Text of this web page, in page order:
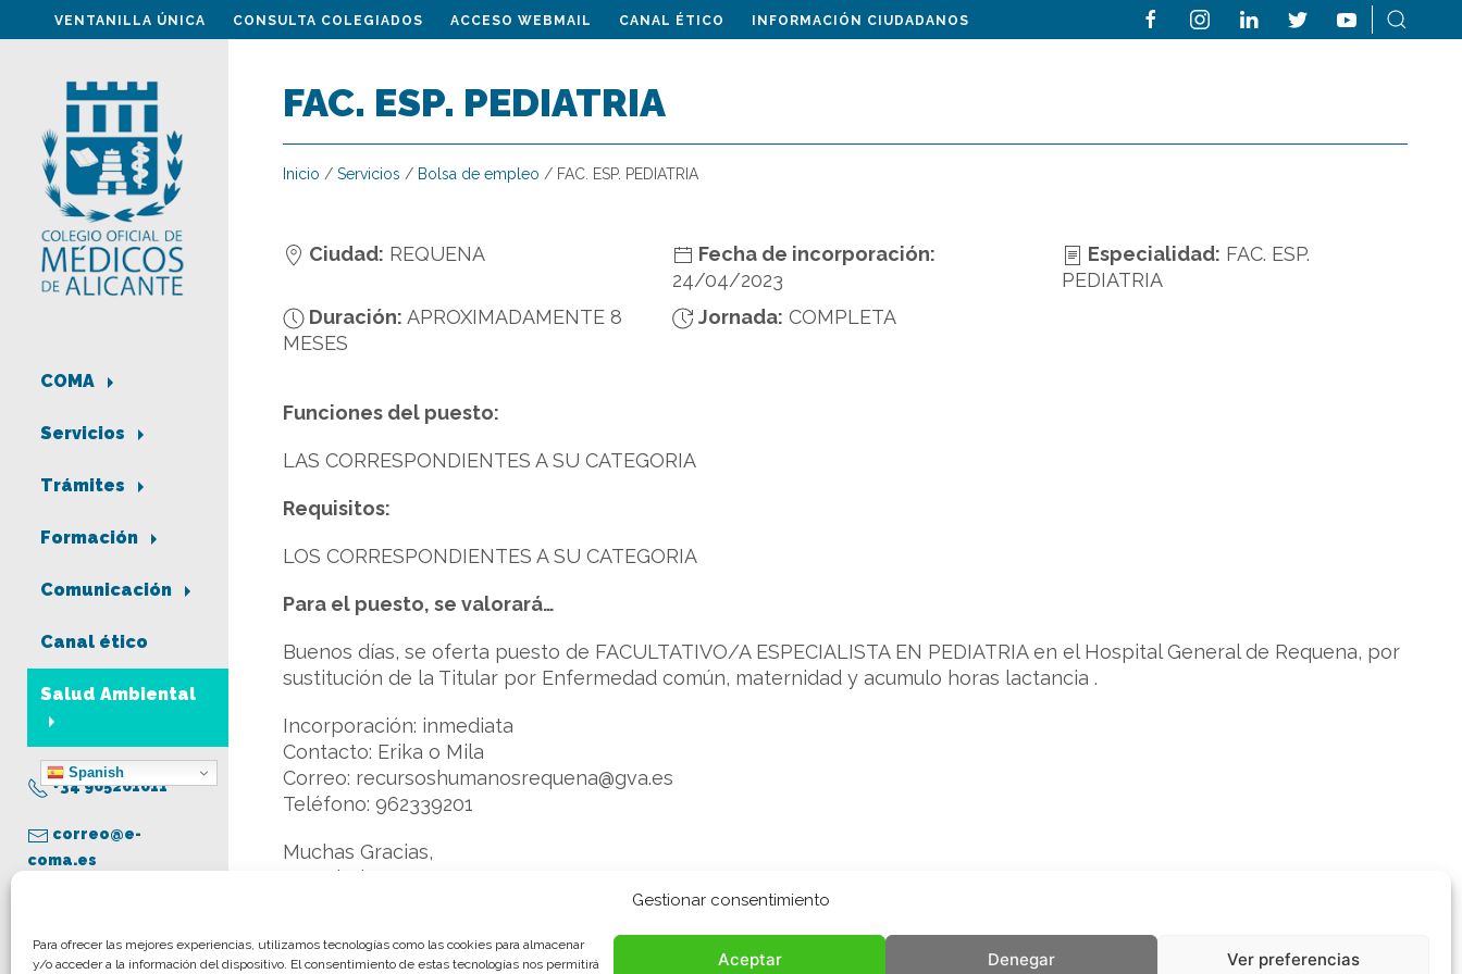
Gestionar consentimiento
Para ofrecer las mejores experiencias, utilizamos tecnologías como las cookies para almacenar
y/o acceder a la información del dispositivo. El consentimiento de estas tecnologías nos permitirá
Aceptar Denegar Ver preferencias
VENTANILLA ÚNICA CONSULTA COLEGIADOS ACCESO WEBMAIL CANAL ÉTICO INFORMACIÓN CIUDADANOS
COMA
Servicios
Trámites
Formación
Comunicación
Canal ético
Salud Ambiental
Spanish
+34 965261011
correo@e-
coma.es
Aviso legal
FAC. ESP. PEDIATRIA
Inicio / Servicios / Bolsa de empleo / FAC. ESP. PEDIATRIA
Ciudad: REQUENA
Fecha de incorporación:
24/04/2023
Especialidad: FAC. ESP.
PEDIATRIA
Duración: APROXIMADAMENTE 8
MESES
Jornada: COMPLETA
Funciones del puesto:
LAS CORRESPONDIENTES A SU CATEGORIA
Requisitos:
LOS CORRESPONDIENTES A SU CATEGORIA
Para el puesto, se valorará…
Buenos días, se oferta puesto de FACULTATIVO/A ESPECIALISTA EN PEDIATRIA en el Hospital General de Requena, por
sustitución de la Titular por Enfermedad común, maternidad y acumulo horas lactancia .
Incorporación: inmediata
Contacto: Erika o Mila
Correo: recursoshumanosrequena@gva.es
Teléfono: 962339201
Muchas Gracias,
Un saludo,
Más información: ERIKA